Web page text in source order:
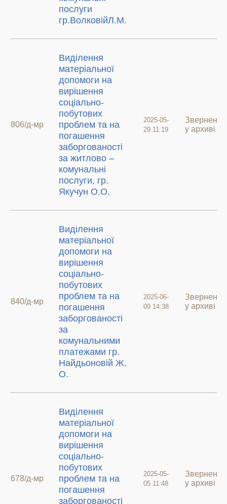
послуги
гр.ВолковійЛ.М.
806/д-мр
Виділення
матеріальної
допомоги на
вирішення
соціально-
побутових
проблем та на
погашення
заборгованості
за житлово –
комунальні
послуги, гр.
Якучун О.О.
2025-05-
29 11:19
Звернення
у архиві
840/д-мр
Виділення
матеріальної
допомоги на
вирішення
соціально-
побутових
проблем та на
погашення
заборгованості
за
комунальними
платежами гр.
Найдьоновій Ж.
О.
2025-06-
09 14:38
Звернення
у архиві
678/д-мр
Виділення
матеріальної
допомоги на
вирішення
соціально-
побутових
проблем та на
погашення
заборгованості
2025-05-
05 11:48
Звернення
у архиві